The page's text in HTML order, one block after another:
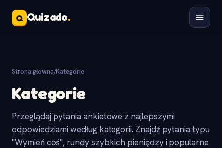
Q Quizado.
Strona główna/Kategorie
Kategorie
Przeglądaj pytania ankietowe z najlepszymi
odpowiedziami według kategorii. Znajdź pytania typu
"Wymień coś", rundy szybkich pieniędzy i popularne